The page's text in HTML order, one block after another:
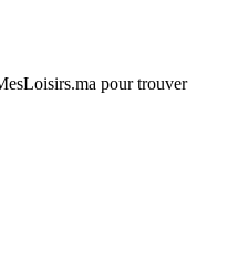
pour trouver